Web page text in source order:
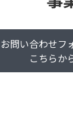
お問い合わせフ
こちらか